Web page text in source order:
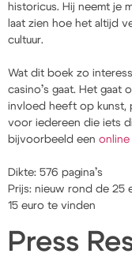
historicus. Hij neemt je
laat zien hoe het altijd
cultuur.
Wat dit boek zo
casino’s gaat. Het gaat
invloed heeft op kunst,
voor iedereen die iets
bijvoorbeeld een online
Dikte: 576 pagina’s
Prijs: nieuw rond de 25
15 euro te vinden
Press